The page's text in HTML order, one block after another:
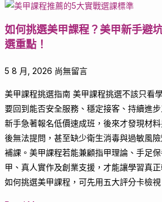
如何挑選美甲課程？美甲新手避
選重點！
5 8 月, 2026 尚無留言
美甲課程挑選指南 美甲課程挑選不該只看
要回到能否安全服務、穩定接客、持續進
新手急著報名低價速成班，後來才發現材
後無法提問，甚至缺少衛生消毒與過敏風
補課。美甲課程若能兼顧指甲理論、手足
甲、真人實作及創業支援，才能讓學習真
如何挑選美甲課程，可先用五大評分卡檢視